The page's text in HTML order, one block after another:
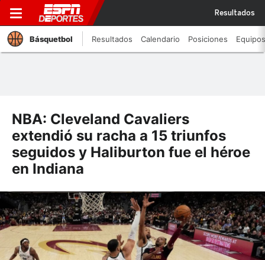
Resultados
Básquetbol Resultados Calendario Posiciones Equipos
NBA: Cleveland Cavaliers
extendió su racha a 15 triunfos
seguidos y Haliburton fue el héroe
en Indiana